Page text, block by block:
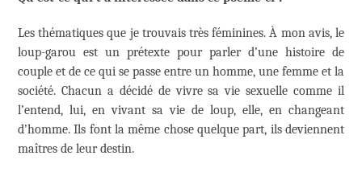
Les thématiques que je trouvais très féminines. À mon avis, le
loup-garou est un prétexte pour parler d’une histoire de
couple et de ce qui se passe entre un homme, une femme et la
société. Chacun a décidé de vivre sa vie sexuelle comme il
l’entend, lui, en vivant sa vie de loup, elle, en changeant
d’homme. Ils font la même chose quelque part, ils deviennent
maîtres de leur destin.